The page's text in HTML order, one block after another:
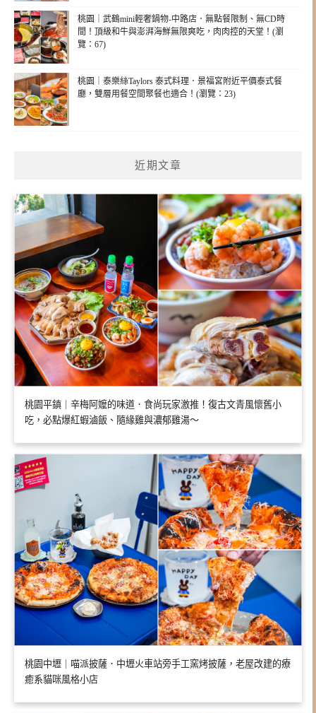
桃園｜武鶴mini輕奢鍋物-中路店．無點餐限制、無CD時
間！頂級和牛與澎湃海鮮無限爽吃，肉肉控的天堂！(瀏
覽：67)
桃園｜泰樂絲Taylors 泰式料理．景福宮附近平價泰式餐
廳，雙層用餐空間聚餐也適合！(瀏覽：23)
近期文章
桃園平鎮｜辛梅阿嬤的味道．食尚玩家激推！復古文青風懷舊小
吃，必點爆紅蝦滷飯、隨緣雞與濃郁雞湯～
桃園中壢｜喵派披薩．中壢火車站旁手工窯烤披薩，老屋改建的療
癒系貓咪風格小店